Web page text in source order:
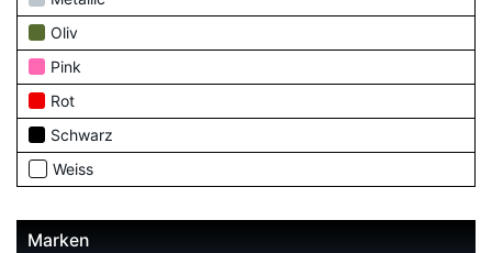
Oliv
Pink
Rot
Schwarz
Weiss
Marken